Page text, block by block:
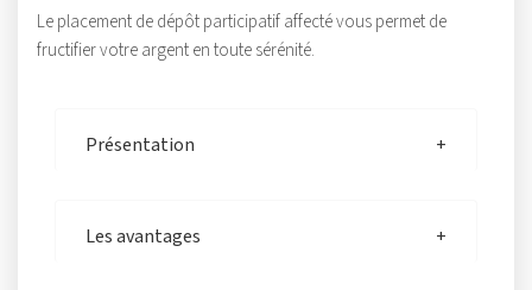
Le placement de dépôt participatif affecté vous permet de
fructifier votre argent en toute sérénité.
Présentation
Les avantages